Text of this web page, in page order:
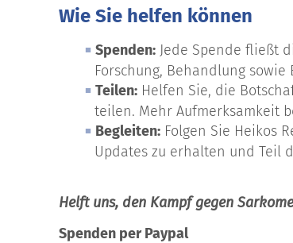
Wie Sie helfen können
Spenden: Jede Spende fließt
Forschung, Behandlung
Teilen: Helfen Sie, die
teilen. Mehr Aufmerksamkeit
Begleiten: Folgen Sie Heikos
Updates zu erhalten und Teil
Helft uns, den Kampf gegen
Spenden per Paypal